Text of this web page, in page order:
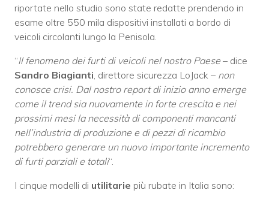
riportate nello studio sono state redatte prendendo in
esame oltre 550 mila dispositivi installati a bordo di
veicoli circolanti lungo la Penisola.
“Il fenomeno dei furti di veicoli nel nostro Paese – dice
Sandro Biagianti , direttore sicurezza LoJack – non
conosce crisi. Dal nostro report di inizio anno emerge
come il trend sia nuovamente in forte crescita e nei
prossimi mesi la necessità di componenti mancanti
nell’industria di produzione e di pezzi di ricambio
potrebbero generare un nuovo importante incremento
di furti parziali e totali“.
I cinque modelli di utilitarie più rubate in Italia sono: